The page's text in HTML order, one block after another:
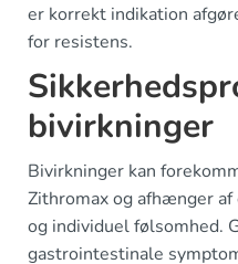
er korrekt indikation
for resistens.
bivirkninger
Bivirkninger kan
Zithromax og afhænger af
og individuel følsomhed.
gastrointestinale